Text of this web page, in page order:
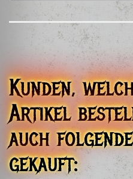
Box 13023
600 13 Norrköping
ihr666@yahoo.se
Kunden,
Artikel
auch
gekauft: